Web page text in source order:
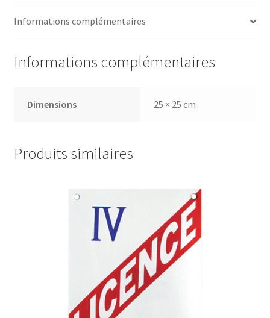
Informations complémentaires
Informations complémentaires
Dimensions 25 × 25 cm
Produits similaires